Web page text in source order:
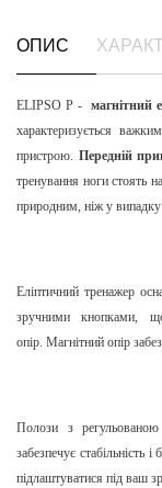
ОПИС
ELIPSO P - магнітний
характеризується
пристрою. Передній
тренування ноги стоять
природним, ніж у
Еліптичний тренажер
зручними кнопками,
опір. Магнітний опір
Полози з
забезпечує стабільність
підлаштуватися під ваш